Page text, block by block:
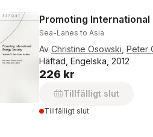
Promoting
Sea-Lanes to Asia
Av Christine Osowski Peter
Häftad, Engelska, 2012
226 kr
Tillfälligt slut
Tillfälligt slut